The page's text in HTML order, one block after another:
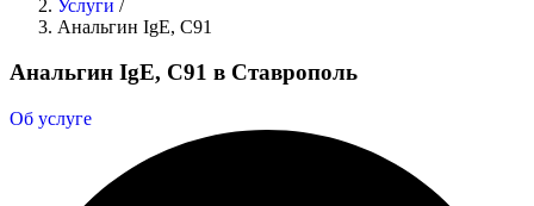
Услуги /
Анальгин IgE, C91
Анальгин IgE, C91 в Ставрополь
Об услуге